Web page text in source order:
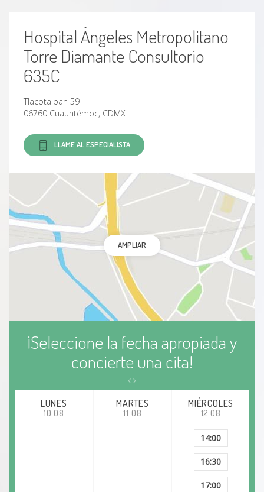
Hospital Ángeles Metropolitano
Torre Diamante Consultorio
635C
Tlacotalpan 59
06760 Cuauhtémoc, CDMX
LLAME AL ESPECIALISTA
AMPLIAR
¡Seleccione la fecha apropiada y
concierte una cita!
LUNES
10.08
MARTES
11.08
MIÉRCOLES
12.08
14:00
16:30
17:00